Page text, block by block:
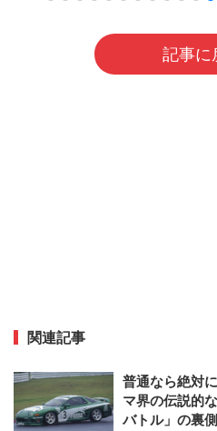
記事に
関連記事
普通なら絶対
マ界の伝説的
バトル」の裏